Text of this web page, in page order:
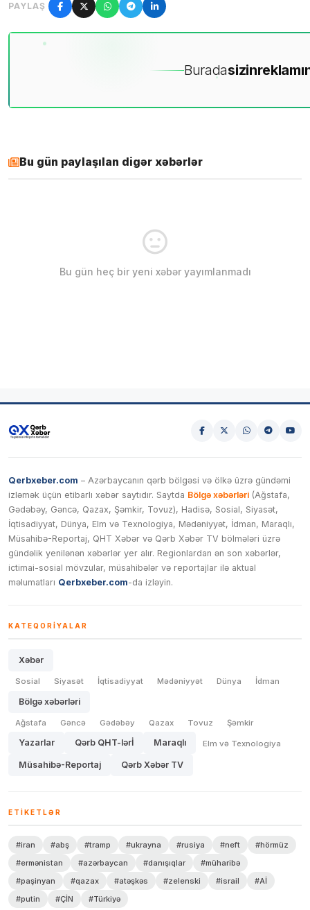
PAYLAŞ
Buradasizin
Bu gün paylaşılan digər xəbərlər
Bu gün heç bir yeni xəbər yayımlanmadı
Qerbxeber.com – Azərbaycanın qərb bölgəsi və ölkə üzrə gündəmi
izləmək üçün etibarlı xəbər saytıdır. Saytda Bölgə xəbərləri (Ağstafa,
Gədəbəy, Gəncə, Qazax, Şəmkir, Tovuz), Hadisə, Sosial, Siyasət,
İqtisadiyyat, Dünya, Elm və Texnologiya, Mədəniyyət, İdman, Maraqlı,
Müsahibə-Reportaj, QHT Xəbər və Qərb Xəbər TV bölmələri üzrə
gündəlik yenilənən xəbərlər yer alır. Regionlardan ən son xəbərlər,
ictimai-sosial mövzular, müsahibələr və reportajlar ilə aktual
məlumatları Qerbxeber.com-da izləyin.
KATEQORIYALAR
Xəbər
Sosial Siyasət İqtisadiyyat Mədəniyyət Dünya İdman
Bölgə xəbərləri
Ağstafa Gəncə Gədəbəy Qazax Tovuz Şəmkir
Yazarlar Qərb QHT-lərİ Maraqlı Elm və Texnologiya
Müsahibə-Reportaj Qərb Xəbər TV
ETIKETLƏR
#iran #abş #tramp #ukrayna #rusiya #neft
#hörmüz
#ermənistan
#azərbaycan #danışıqlar
#müharibə
#paşinyan
#qazax #atəşkəs #zelenski #israil
#Aİ
#putin
#ÇİN #Türkiyə